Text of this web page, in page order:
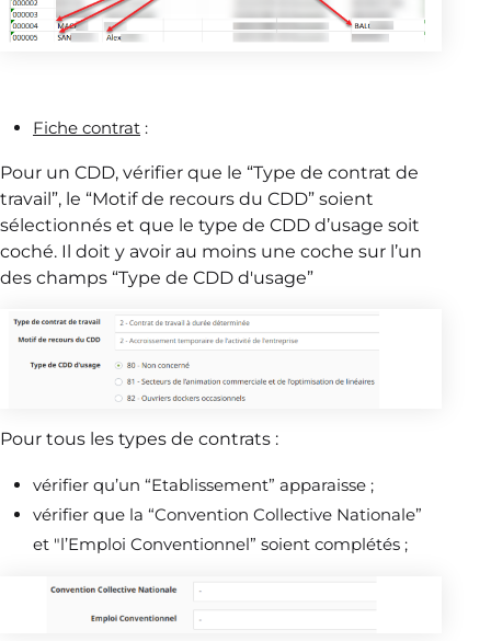
Fiche contrat :
Pour un CDD, vérifier que le “Type de contrat de
travail”, le “Motif de recours du CDD” soient
sélectionnés et que le type de CDD d’usage soit
coché. Il doit y avoir au moins une coche sur l’un
des champs “Type de CDD d'usage”
Pour tous les types de contrats :
vérifier qu’un “Etablissement” apparaisse ;
vérifier que la “Convention Collective Nationale”
et "l’Emploi Conventionnel” soient complétés ;